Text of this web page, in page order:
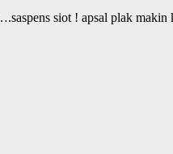
siot ! apsal plak makin